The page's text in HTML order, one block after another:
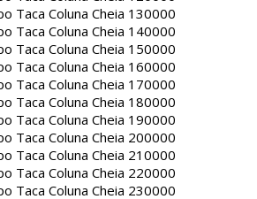
Taca Coluna Cheia 130000
Taca Coluna Cheia 140000
Taca Coluna Cheia 150000
Taca Coluna Cheia 160000
Taca Coluna Cheia 170000
Taca Coluna Cheia 180000
Taca Coluna Cheia 190000
Taca Coluna Cheia 200000
Taca Coluna Cheia 210000
Taca Coluna Cheia 220000
Taca Coluna Cheia 230000